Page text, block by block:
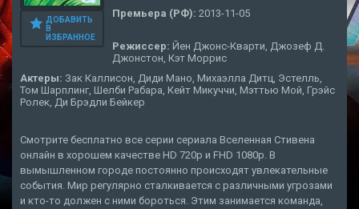
ДОБАВИТЬ
В
ИЗБРАННОЕ
Премьера (РФ): 2013-11-05
Режиссер: Йен Джонс-Кварти, Джозеф Д.
Джонстон, Кэт Моррис
Актеры: Зак Каллисон, Диди Мано, Михаэлла Дитц, Эстелль,
Том Шарплинг, Шелби Рабара, Кейт Микуччи, Мэттью Мой, Грэйс
Ролек, Ди Брэдли Бейкер
Смотрите бесплатно все серии сериала Вселенная Стивена
онлайн в хорошем качестве HD 720p и FHD 1080p. В
вымышленном городе постоянно происходят увлекательные
события. Мир регулярно сталкивается с различными угрозами
и кто-то должен с ними бороться. Этим занимается команда,